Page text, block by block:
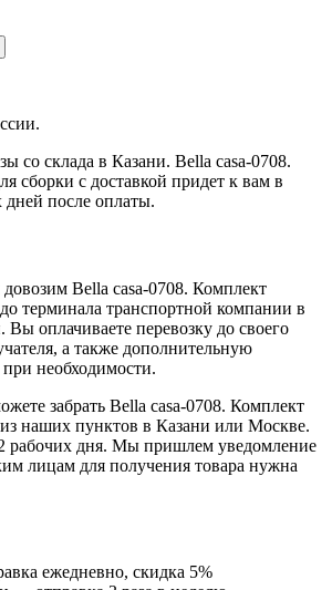
со склада в Казани. Bella casa-0708.
сборки с доставкой придет к вам в
дней после оплаты.
Bella casa-0708. Комплект
терминала транспортной компании в
оплачиваете перевозку до своего
а также дополнительную
при необходимости.
забрать Bella casa-0708. Комплект
наших пунктов в Казани или Москве.
рабочих дня. Мы пришлем уведомление
лицам для получения товара нужна
ежедневно, скидка 5%